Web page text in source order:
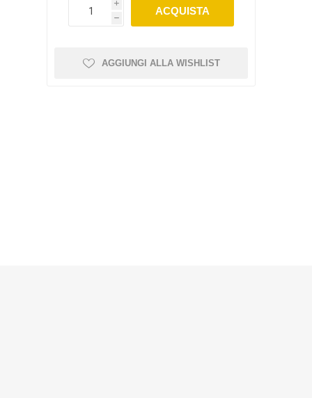
i
h
ACQUISTA
AGGIUNGI ALLA WISHLIST